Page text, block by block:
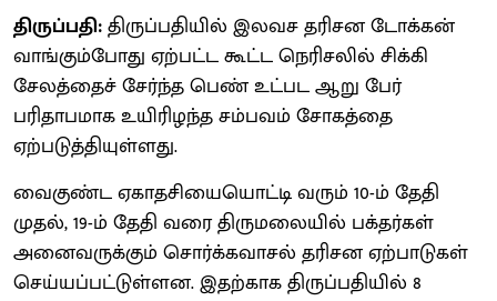
திருப்பதி:திருப்பதியில் இலவச தரிசன டோக்கன்
வாங்கும்போது ஏற்பட்ட கூட்ட நெரிசலில் சிக்கி
சேலத்தைச் சேர்ந்த பெண் உட்பட ஆறு பேர்
பரிதாபமாக உயிரிழந்த சம்பவம் சோகத்தை
ஏற்படுத்தியுள்ளது.
வைகுண்ட ஏகாதசியையொட்டி வரும் 10-ம் தேதி
முதல், 19-ம் தேதி வரை திருமலையில் பக்தர்கள்
அனைவருக்கும் சொர்க்கவாசல் தரிசன ஏற்பாடுகள்
செய்யப்பட்டுள்ளன. இதற்காக திருப்பதியில் 8